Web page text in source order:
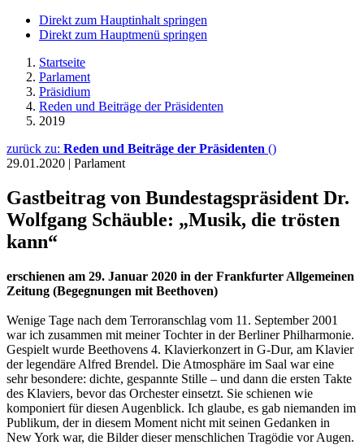
Direkt zum Hauptinhalt springen
Direkt zum Hauptmenü springen
Startseite
Parlament
Präsidium
Reden und Beiträge der Präsidenten
2019
zurück zu: Reden und Beiträge der Präsidenten ()
29.01.2020 | Parlament
Gastbeitrag von Bundestagspräsident Dr.
Wolfgang Schäuble: „Musik, die trösten
kann“
erschienen am 29. Januar 2020 in der Frankfurter Allgemeinen
Zeitung (Begegnungen mit Beethoven)
Wenige Tage nach dem Terroranschlag vom 11. September 2001
war ich zusammen mit meiner Tochter in der Berliner Philharmonie.
Gespielt wurde Beethovens 4. Klavierkonzert in G-Dur, am Klavier
der legendäre Alfred Brendel. Die Atmosphäre im Saal war eine
sehr besondere: dichte, gespannte Stille – und dann die ersten Takte
des Klaviers, bevor das Orchester einsetzt. Sie schienen wie
komponiert für diesen Augenblick. Ich glaube, es gab niemanden im
Publikum, der in diesem Moment nicht mit seinen Gedanken in
New York war, die Bilder dieser menschlichen Tragödie vor Augen.